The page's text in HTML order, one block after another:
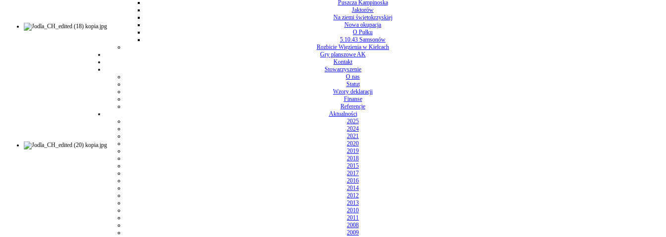
Puszcza Kampinoska
Jaktorów
Na ziemi świętokrzyskiej
Nowa okupacja
O Pułku
5.10.43 Samsonów
Rozbicie Więzienia w Kielcach
Gry planszowe AK
Kontakt
Stowarzyszenie
O nas
Statut
Wzory deklaracji
Finanse
Referencje
Aktualności
2025
2024
2021
2020
2019
2018
2015
2017
2016
2014
2012
2013
2010
2011
2008
2009